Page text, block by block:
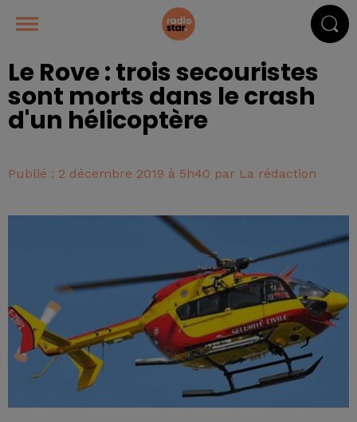
Le Rove : trois secouristes
sont morts dans le crash
d'un hélicoptère
Publié : 2 décembre 2019 à 5h40 par La rédaction